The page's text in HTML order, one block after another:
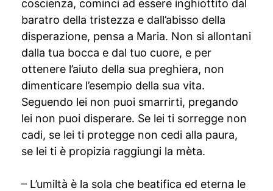
coscienza, cominci ad essere inghiottito dal
baratro della tristezza e dall’abisso della
disperazione, pensa a Maria. Non si allontani
dalla tua bocca e dal tuo cuore, e per
ottenere l’aiuto della sua preghiera, non
dimenticare l’esempio della sua vita.
Seguendo lei non puoi smarrirti, pregando
lei non puoi disperare. Se lei ti sorregge non
cadi, se lei ti protegge non cedi alla paura,
se lei ti è propizia raggiungi la mèta.
– L’umiltà è la sola che beatifica ed eterna le